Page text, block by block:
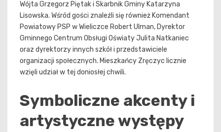
Wójta Grzegorz Piętak i Skarbnik Gminy Katarzyna
Lisowska. Wśród gości znaleźli się również Komendant
Powiatowy PSP w Wieliczce Robert Ulman, Dyrektor
Gminnego Centrum Obsługi Oświaty Julita Natkaniec
oraz dyrektorzy innych szkół i przedstawiciele
organizacji społecznych. Mieszkańcy Zręczyc licznie
wzięli udział w tej doniosłej chwili.
Symboliczne akcenty i
artystyczne występy